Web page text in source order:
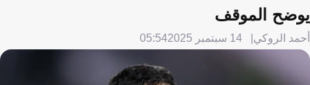
يوضح الموقف
أحمد الروكي 14 سبتمبر 2025 05:54